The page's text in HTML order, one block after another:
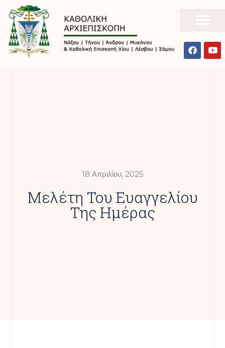
18 Απριλίου, 2025
Mελέτη Του Ευαγγελίου
Της Ημέρας